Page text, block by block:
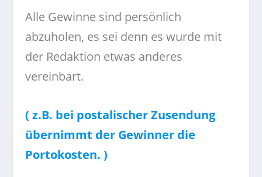
Alle Gewinne sind persönlich
abzuholen, es sei denn es wurde mit
der Redaktion etwas anderes
vereinbart.
( z.B. bei postalischer Zusendung
übernimmt der Gewinner die
Portokosten. )